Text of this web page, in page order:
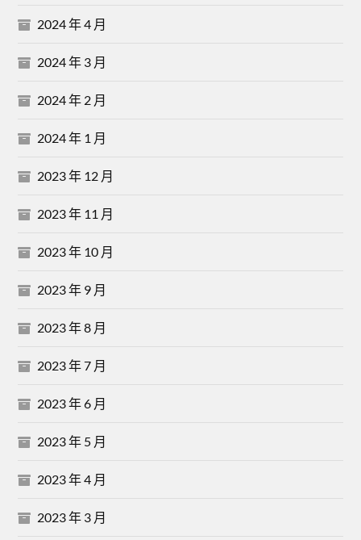
2024 年 4 月
2024 年 3 月
2024 年 2 月
2024 年 1 月
2023 年 12 月
2023 年 11 月
2023 年 10 月
2023 年 9 月
2023 年 8 月
2023 年 7 月
2023 年 6 月
2023 年 5 月
2023 年 4 月
2023 年 3 月